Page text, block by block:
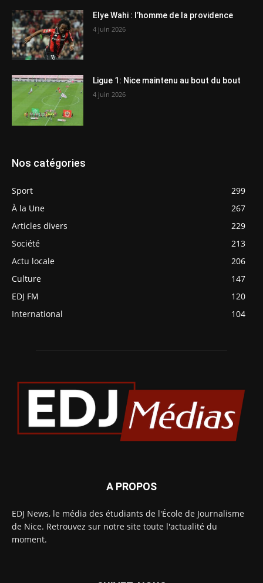
Elye Wahi : l’homme de la providence
4 juin 2026
Ligue 1: Nice maintenu au bout du bout
4 juin 2026
Nos catégories
Sport
299
À la Une
267
Articles divers
229
Société
213
Actu locale
206
Culture
147
EDJ FM
120
International
104
A PROPOS
EDJ News, le média des étudiants de l'École de Journalisme
de Nice. Retrouvez sur notre site toute l'actualité du
moment.